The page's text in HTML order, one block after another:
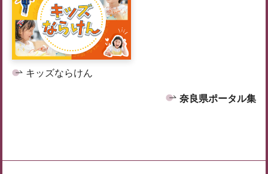
キッズならけん
奈良県ポータル集